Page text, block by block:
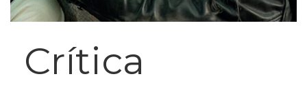
Crítica